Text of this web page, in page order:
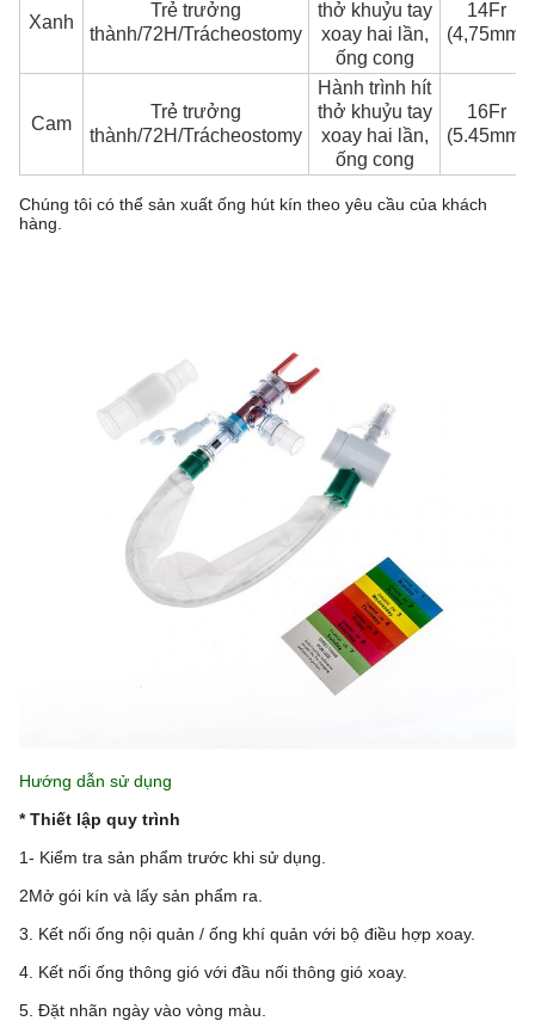
Xanh
Trẻ trưởng
thành/72H/Trácheostomy
thở khuỷu tay
xoay hai lần,
ống cong
14Fr
(4,75mm)
Cam
Trẻ trưởng
thành/72H/Trácheostomy
Hành trình hít
thở khuỷu tay
xoay hai lần,
ống cong
16Fr
(5.45mm)
Chúng tôi có thể sản xuất ống hút kín theo yêu cầu của khách
hàng.
Hướng dẫn sử dụng
* Thiết lập quy trình
1- Kiểm tra sản phẩm trước khi sử dụng.
2Mở gói kín và lấy sản phẩm ra.
3. Kết nối ống nội quản / ống khí quản với bộ điều hợp xoay.
4. Kết nối ống thông gió với đầu nối thông gió xoay.
5. Đặt nhãn ngày vào vòng màu.